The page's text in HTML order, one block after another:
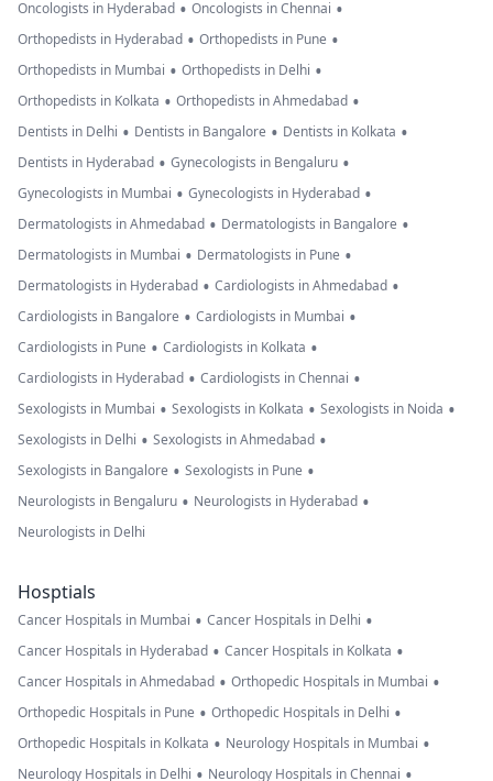
Oncologists in Hyderabad • Oncologists in Chennai •
Orthopedists in Hyderabad • Orthopedists in Pune •
Orthopedists in Mumbai • Orthopedists in Delhi •
Orthopedists in Kolkata • Orthopedists in Ahmedabad •
Dentists in Delhi • Dentists in Bangalore • Dentists in Kolkata •
Dentists in Hyderabad • Gynecologists in Bengaluru •
Gynecologists in Mumbai • Gynecologists in Hyderabad •
Dermatologists in Ahmedabad • Dermatologists in Bangalore •
Dermatologists in Mumbai • Dermatologists in Pune •
Dermatologists in Hyderabad • Cardiologists in Ahmedabad •
Cardiologists in Bangalore • Cardiologists in Mumbai •
Cardiologists in Pune • Cardiologists in Kolkata •
Cardiologists in Hyderabad • Cardiologists in Chennai •
Sexologists in Mumbai • Sexologists in Kolkata • Sexologists in Noida •
Sexologists in Delhi • Sexologists in Ahmedabad •
Sexologists in Bangalore • Sexologists in Pune •
Neurologists in Bengaluru • Neurologists in Hyderabad •
Neurologists in Delhi
Hosptials
Cancer Hospitals in Mumbai • Cancer Hospitals in Delhi •
Cancer Hospitals in Hyderabad • Cancer Hospitals in Kolkata •
Cancer Hospitals in Ahmedabad • Orthopedic Hospitals in Mumbai •
Orthopedic Hospitals in Pune • Orthopedic Hospitals in Delhi •
Orthopedic Hospitals in Kolkata • Neurology Hospitals in Mumbai •
Neurology Hospitals in Delhi • Neurology Hospitals in Chennai •